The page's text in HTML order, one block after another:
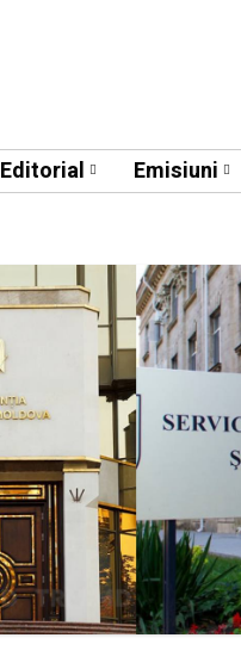
Editorial Emisiuni